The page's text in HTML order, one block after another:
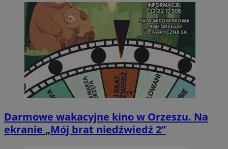
Darmowe wakacyjne kino w Orzeszu. Na
ekranie „Mój brat niedźwiedź 2”